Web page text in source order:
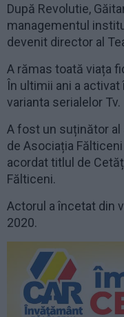
După Revolutie,
managementul
devenit director al
A rămas toată viața
În ultimii ani a
varianta serialelor Tv.
A fost un suținător
de Asociația
acordat titlul de
Fălticeni.
Actorul a încetat din
2020.